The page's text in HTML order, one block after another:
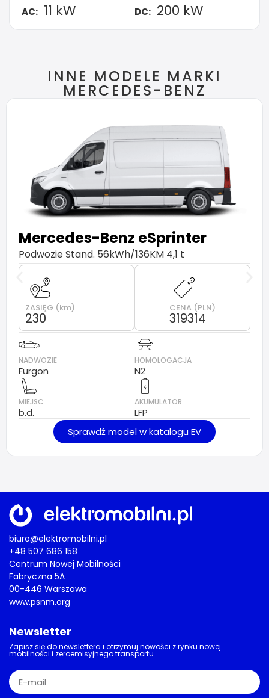
AC: 11 kW DC: 200 kW
INNE MODELE MARKI
MERCEDES-BENZ
Mercedes-Benz eSprinter
Podwozie Stand. 56kWh/136KM 4,1 t
ZASIĘG (km)
230
CENA (PLN)
319314
NADWOZIE
Furgon
HOMOLOGACJA
N2
MIEJSC
b.d.
AKUMULATOR
LFP
Sprawdź model w katalogu EV
biuro@elektromobilni.pl
+48 507 686 158
Centrum Nowej Mobilności
Fabryczna 5A
00-446 Warszawa
www.psnm.org
Newsletter
Zapisz się do newslettera i otrzymuj nowości z rynku nowej
mobilności i zeroemisyjnego transportu